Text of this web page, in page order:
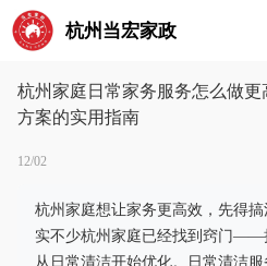
杭州当宏家政
杭州家庭日常家务服务怎么做
方案的实用指南
12/02
杭州家庭想让家务更高效，先得
实不少杭州家庭已经找到窍门——
从日常清洁开始优化。日常清洁